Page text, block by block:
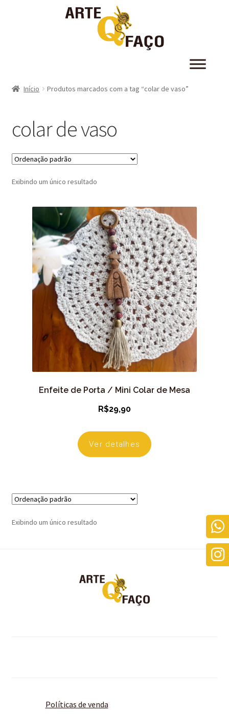
Início Produtos marcados com a tag “colar de vaso”
colar de vaso
Exibindo um único resultado
Enfeite de Porta / Mini Colar de Mesa
R$29,90
Ver detalhes
Exibindo um único resultado
Políticas de venda